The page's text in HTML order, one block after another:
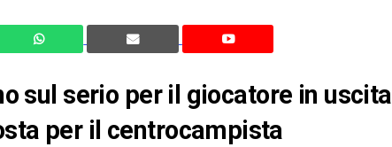
sul serio per il giocatore in uscita
per il centrocampista